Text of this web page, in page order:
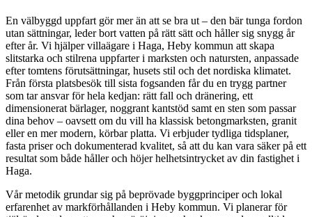
En välbyggd uppfart gör mer än att se bra ut – den bär tunga fordon
utan sättningar, leder bort vatten på rätt sätt och håller sig snygg år
efter år. Vi hjälper villaägare i Haga, Heby kommun att skapa
slitstarka och stilrena uppfarter i marksten och natursten, anpassade
efter tomtens förutsättningar, husets stil och det nordiska klimatet.
Från första platsbesök till sista fogsanden får du en trygg partner
som tar ansvar för hela kedjan: rätt fall och dränering, ett
dimensionerat bärlager, noggrant kantstöd samt en sten som passar
dina behov – oavsett om du vill ha klassisk betongmarksten, granit
eller en mer modern, körbar platta. Vi erbjuder tydliga tidsplaner,
fasta priser och dokumenterad kvalitet, så att du kan vara säker på ett
resultat som både håller och höjer helhetsintrycket av din fastighet i
Haga.
Vår metodik grundar sig på beprövade byggprinciper och lokal
erfarenhet av markförhållanden i Heby kommun. Vi planerar för